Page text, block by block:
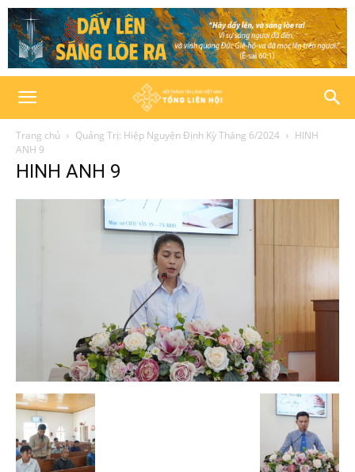
Trang chủ Quảng Trị: Hiệp Nguyện Định Kỳ Tháng 6/2024
HINH
ANH 9
HINH ANH 9